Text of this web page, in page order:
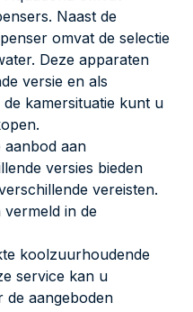
Naast de
omvat de selectie
Deze apparaten
versie en als
kamersituatie kunt u
aan
versies bieden
vereisten.
vermeld in de
koolzuurhoudende
service kan u
de aangeboden